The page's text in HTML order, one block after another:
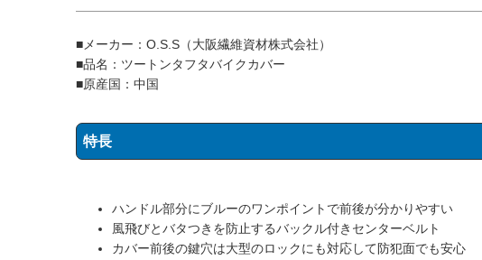
■メーカー：O.S.S（大阪繊維資材株式会社）
■品名：ツートンタフタバイクカバー
■原産国：中国
特長
ハンドル部分にブルーのワンポイントで前後が分かりやすい
風飛びとバタつきを防止するバックル付きセンターベルト
カバー前後の鍵穴は大型のロックにも対応して防犯面でも安心